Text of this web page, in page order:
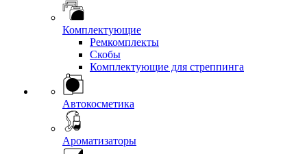
Комплектующие
Ремкомплекты
Скобы
Комплектующие для стреппинга
Автокосметика
Ароматизаторы